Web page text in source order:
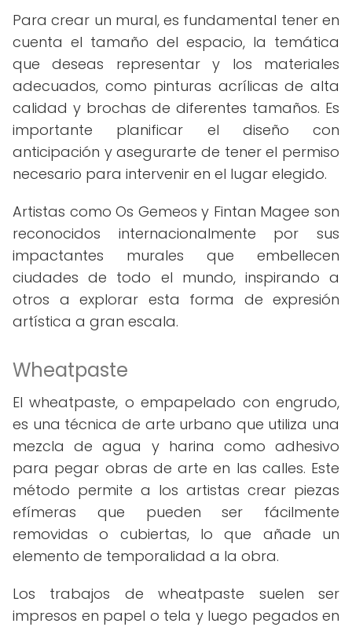
Para crear un mural, es fundamental tener en
cuenta el tamaño del espacio, la temática
que deseas representar y los materiales
adecuados, como pinturas acrílicas de alta
calidad y brochas de diferentes tamaños. Es
importante planificar el diseño con
anticipación y asegurarte de tener el permiso
necesario para intervenir en el lugar elegido.
Artistas como Os Gemeos y Fintan Magee son
reconocidos internacionalmente por sus
impactantes murales que embellecen
ciudades de todo el mundo, inspirando a
otros a explorar esta forma de expresión
artística a gran escala.
Wheatpaste
El wheatpaste, o empapelado con engrudo,
es una técnica de arte urbano que utiliza una
mezcla de agua y harina como adhesivo
para pegar obras de arte en las calles. Este
método permite a los artistas crear piezas
efímeras que pueden ser fácilmente
removidas o cubiertas, lo que añade un
elemento de temporalidad a la obra.
Los trabajos de wheatpaste suelen ser
impresos en papel o tela y luego pegados en